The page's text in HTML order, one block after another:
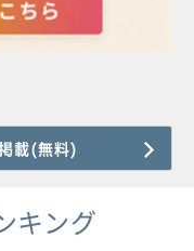
載(無料)
キング